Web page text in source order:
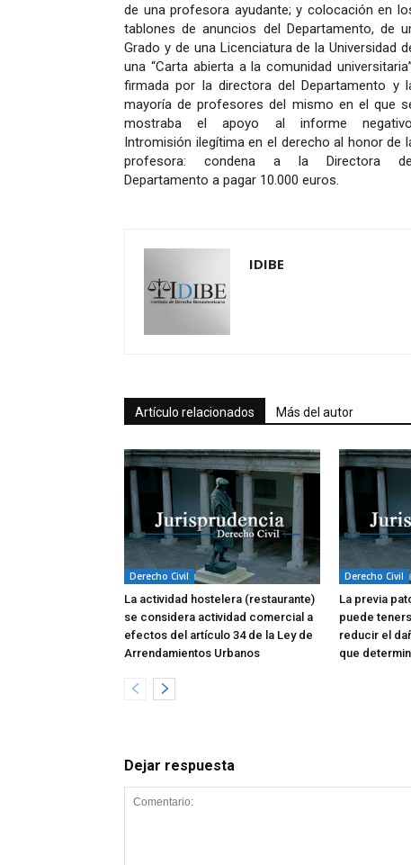
de una profesora ayudante; y colocación en
tablones de anuncios del Departamento, de
Grado y de una Licenciatura de la Universidad
una “Carta abierta a la comunidad
firmada por la directora del Departamento y
mayoría de profesores del mismo en el que
mostraba el apoyo al informe
Intromisión ilegítima en el derecho al honor de
profesora: condena a la Directora
Departamento a pagar 10.000 euros.
IDIBE
Artículo relacionados Más del autor
Derecho Civil
La actividad hostelera (restaurante)
se considera actividad comercial a
efectos del artículo 34 de la Ley de
Arrendamientos Urbanos
Derecho Civil
La previa
puede
reducir el
que
Dejar respuesta